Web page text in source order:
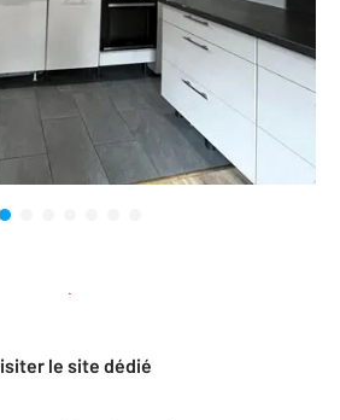
Visiter le site dédié